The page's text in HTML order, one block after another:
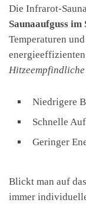
Die Infrarot-
Saunaaufguss im
Temperaturen
energieeffizienten
Niedrigere
Schnelle
Geringer
Blickt man auf
immer